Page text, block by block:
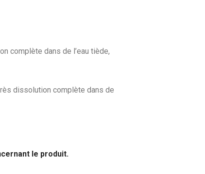
complète dans de l’eau tiède,
dissolution complète dans de
le produit.